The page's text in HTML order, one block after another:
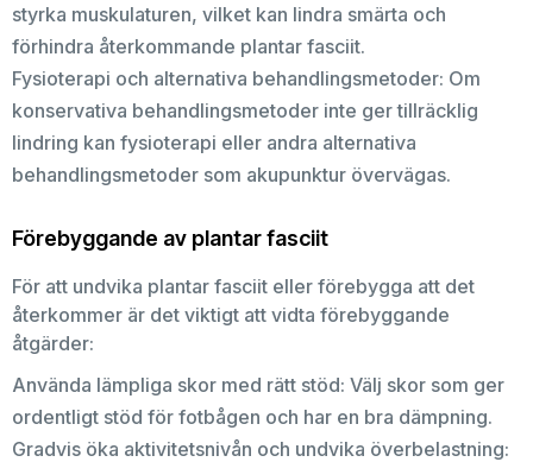
styrka muskulaturen, vilket kan lindra smärta och
förhindra återkommande plantar fasciit.
Fysioterapi och alternativa behandlingsmetoder: Om
konservativa behandlingsmetoder inte ger tillräcklig
lindring kan fysioterapi eller andra alternativa
behandlingsmetoder som akupunktur övervägas.
Förebyggande av plantar fasciit
För att undvika plantar fasciit eller förebygga att det
återkommer är det viktigt att vidta förebyggande
åtgärder:
Använda lämpliga skor med rätt stöd: Välj skor som ger
ordentligt stöd för fotbågen och har en bra dämpning.
Gradvis öka aktivitetsnivån och undvika överbelastning: